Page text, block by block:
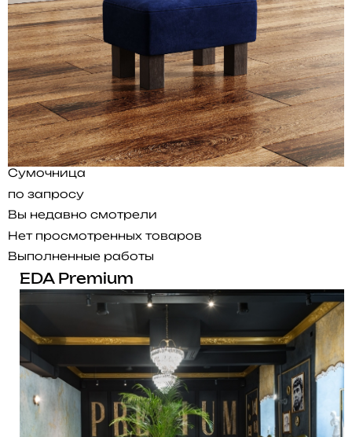
Сумочница
по запросу
Вы недавно смотрели
Нет просмотренных товаров
Выполненные работы
EDA Premium